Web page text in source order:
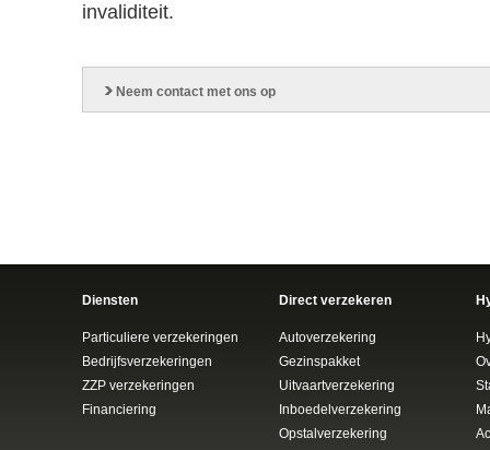
invaliditeit.
Neem contact met ons op
Diensten
Particuliere verzekeringen
Bedrijfsverzekeringen
ZZP verzekeringen
Financiering
Direct verzekeren
Autoverzekering
Gezinspakket
Uitvaartverzekering
Inboedelverzekering
Opstalverzekering